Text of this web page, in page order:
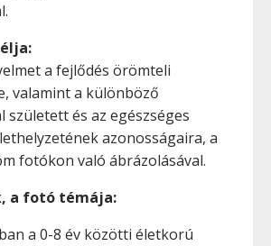
a fejlődés örömteli
valamint a különböző
született és az egészséges
azonosságaira, a
fotókon való ábrázolásával.
a fotó témája:
a 0-8 év közötti életkorú